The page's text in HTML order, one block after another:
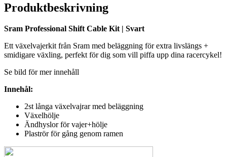
Produktbeskrivning
Sram Professional Shift Cable Kit | Svart
Ett växelvajerkit från Sram med beläggning för extra livslängs +
smidigare växling, perfekt för dig som vill piffa upp dina racercykel!
Se bild för mer innehåll
Innehål:
2st långa växelvajrar med beläggning
Växelhölje
Ändhyslor för vajer+hölje
Plaströr för gång genom ramen